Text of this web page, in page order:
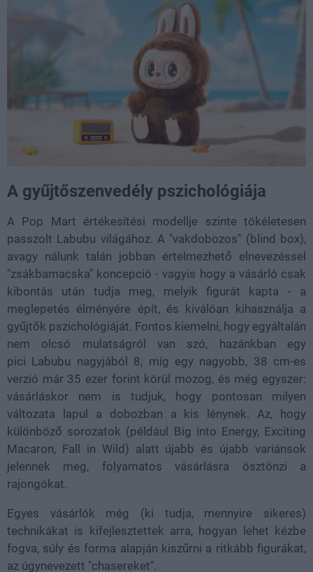
A gyűjtőszenvedély pszichológiája
A Pop Mart értékesítési modellje szinte tökéletesen
passzolt Labubu világához. A "vakdobozos" (blind box),
avagy nálunk talán jobban értelmezhető elnevezéssel
"zsákbamacska" koncepció - vagyis hogy a vásárló csak
kibontás után tudja meg, melyik figurát kapta - a
meglepetés élményére épít, és kiválóan kihasználja a
gyűjtők pszichológiáját. Fontos kiemelni, hogy egyáltalán
nem olcsó mulatságról van szó, hazánkban egy
pici Labubu nagyjából 8, míg egy nagyobb, 38 cm-es
verzió már 35 ezer forint körül mozog, és még egyszer:
vásárláskor nem is tudjuk, hogy pontosan milyen
változata lapul a dobozban a kis lénynek. Az, hogy
különböző sorozatok (például Big into Energy, Exciting
Macaron, Fall in Wild) alatt újabb és újabb variánsok
jelennek meg, folyamatos vásárlásra ösztönzi a
rajongókat.
Egyes vásárlók még (ki tudja, mennyire sikeres)
technikákat is kifejlesztettek arra, hogyan lehet kézbe
fogva, súly és forma alapján kiszűrni a ritkább figurákat,
az úgynevezett "chasereket".